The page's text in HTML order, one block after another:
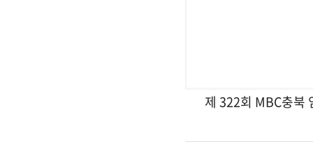
제 322회 MBC충북